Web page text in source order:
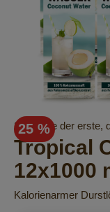
Zum
Anfang
der
Bildergalerie
springen
25 %
Seien Sie der erste,
Tropical
12x1000
Kalorienarmer